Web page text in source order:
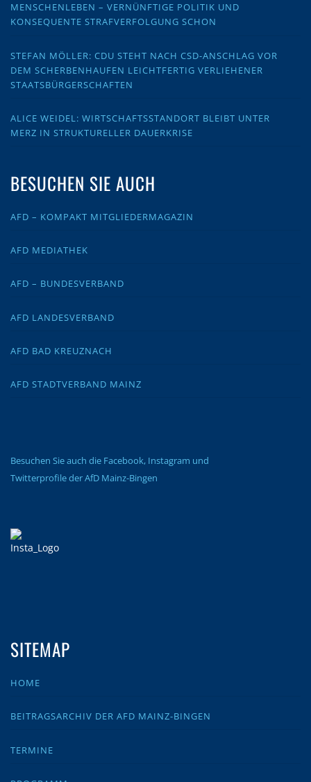
MENSCHENLEBEN – VERNÜNFTIGE POLITIK UND
KONSEQUENTE STRAFVERFOLGUNG SCHON
STEFAN MÖLLER: CDU STEHT NACH CSD-ANSCHLAG VOR
DEM SCHERBENHAUFEN LEICHTFERTIG VERLIEHENER
STAATSBÜRGERSCHAFTEN
ALICE WEIDEL: WIRTSCHAFTSSTANDORT BLEIBT UNTER
MERZ IN STRUKTURELLER DAUERKRISE
BESUCHEN SIE AUCH
AFD – KOMPAKT MITGLIEDERMAGAZIN
AFD MEDIATHEK
AFD – BUNDESVERBAND
AFD LANDESVERBAND
AFD BAD KREUZNACH
AFD STADTVERBAND MAINZ
Besuchen Sie auch die Facebook, Instagram und
Twitterprofile der AfD Mainz-Bingen
SITEMAP
HOME
BEITRAGSARCHIV DER AFD MAINZ-BINGEN
TERMINE